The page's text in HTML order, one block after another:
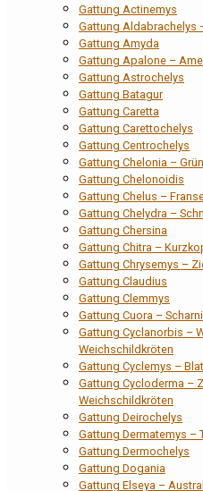
Gattung Actinemys
Gattung Aldabrachelys
Gattung Amyda
Gattung Apalone –
Gattung Astrochelys
Gattung Batagur
Gattung Caretta
Gattung Carettochelys
Gattung Centrochelys
Gattung Chelonia –
Gattung Chelonoidis
Gattung Chelus –
Gattung Chelydra –
Gattung Chersina
Gattung Chitra –
Gattung Chrysemys –
Gattung Claudius
Gattung Clemmys
Gattung Cuora –
Gattung Cyclanorbis –
Weichschildkröten
Gattung Cyclemys –
Gattung Cycloderma –
Weichschildkröten
Gattung Deirochelys
Gattung Dermatemys –
Gattung Dermochelys
Gattung Dogania
Gattung Elseya –